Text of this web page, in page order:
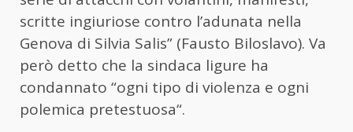
scritte ingiuriose contro l’adunata nella
Genova di Silvia Salis” (Fausto Biloslavo). Va
però detto che la sindaca ligure ha
condannato “ogni tipo di violenza e ogni
polemica pretestuosa“.